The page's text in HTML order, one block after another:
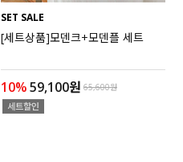
SET SALE
[세트상품]모덴크+모덴플 세트
10%59,100원 65,600원